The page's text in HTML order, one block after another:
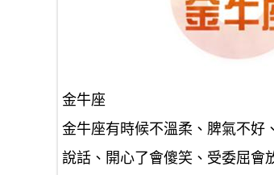
金牛座
金牛座有時候不溫柔、脾氣不好
說話、開心了會傻笑、受委屈會